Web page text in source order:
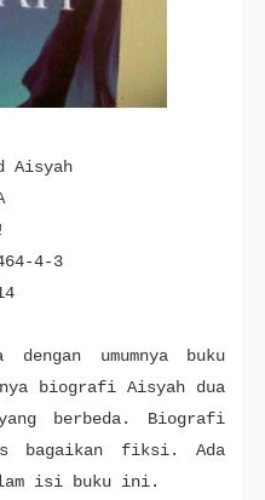
Aisyah
4-3
umumnya buku
biografi Aisyah dua
berbeda. Biografi
bagaikan fiksi. Ada
isi buku ini.